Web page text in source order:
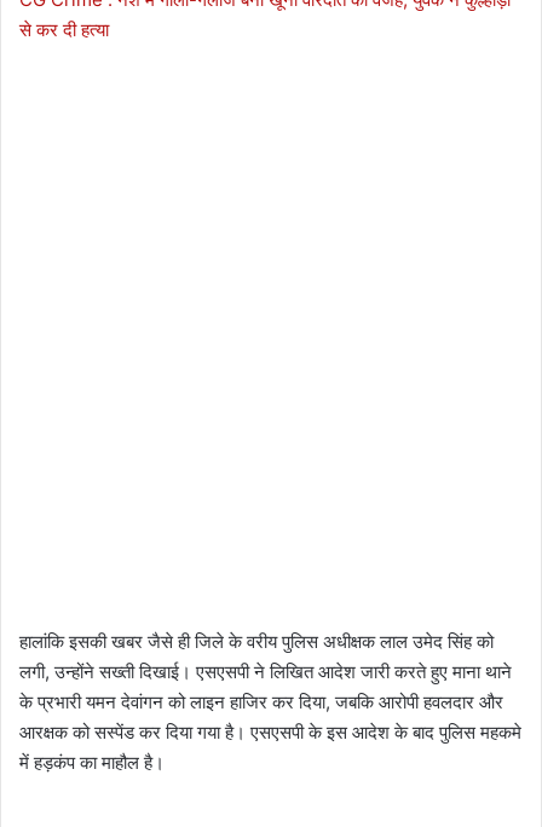
से कर दी हत्या
हालांकि इसकी खबर जैसे ही जिले के वरीय पुलिस अधीक्षक लाल उमेद सिंह को
लगी, उन्होंने सख्ती दिखाई। एसएसपी ने लिखित आदेश जारी करते हुए माना थाने
के प्रभारी यमन देवांगन को लाइन हाजिर कर दिया, जबकि आरोपी हवलदार और
आरक्षक को सस्पेंड कर दिया गया है। एसएसपी के इस आदेश के बाद पुलिस महकमे
में हड़कंप का माहौल है।